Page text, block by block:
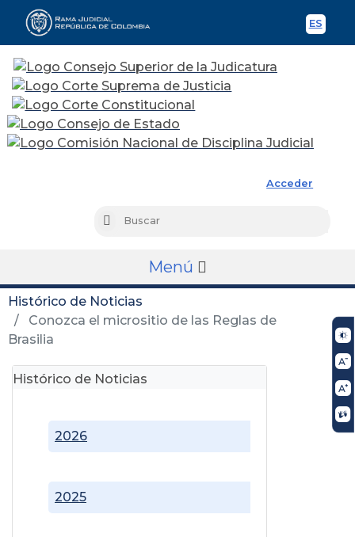
ES
Acceder
Buscar
Menú
Histórico de Noticias
Conozca el micrositio de las Reglas de
Brasilia
Histórico de Noticias
2025
2026